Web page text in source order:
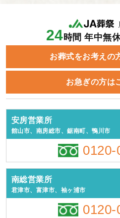
24 時間 年中無
お葬式をお考えの
お急ぎの方は
安房営業所
館山市、南房総市、鋸南町、鴨川市
0120-
南総営業所
君津市、富津市、袖ヶ浦市
0120-